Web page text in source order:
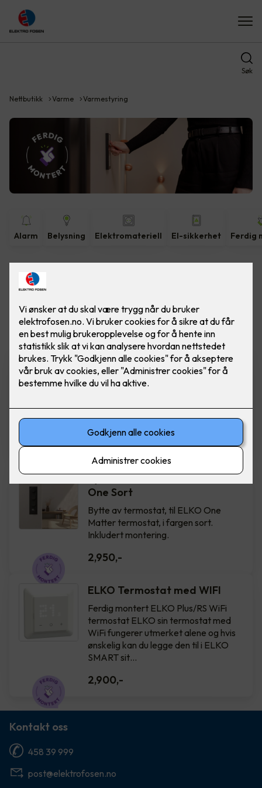
Søk
Nettbutikk Varme Varmestyring
Alarm Belysning Elektromateriell El-sikkerhet Ferdig
Vis flerefiltre
Bytte av termostat - ELKO
One Hvit
Matter termostat, i fargen hvit.
2,850,-
Bytte av termostat - ELKO
One Sort
Bytte av termostat, til ELKO One
Matter termostat, i fargen sort.
Inkludert montering.
2,950,-
ELKO Termostat med WIFI
Ferdig montert ELKO Plus/RS WiFi
termostat ELKO sin termostat med
WiFi fungerer utmerket alene og hvis
ønskelig kan du legge den til i ELKO
SMART sit…
2,900,-
Kontakt oss
458 39 999
post@elektrofosen.no